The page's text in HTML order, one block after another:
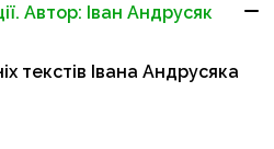
Автор: Іван Андрусяк
текстів Івана Андрусяка